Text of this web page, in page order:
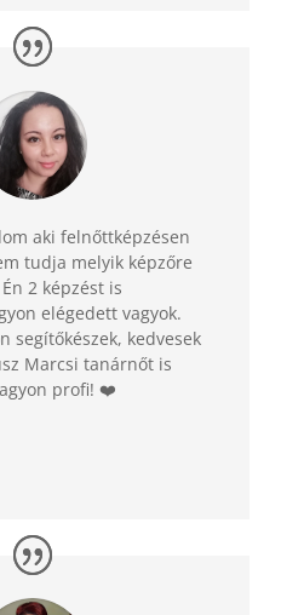
aki felnőttképzésen
tudja melyik képzőre
2 képzést is
elégedett vagyok.
segítőkészek, kedvesek
Marcsi tanárnőt is
profi! ❤️